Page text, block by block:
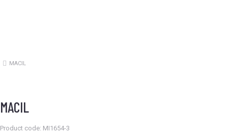
Estás aquí:
MACIL
MACIL
Product code: MI1654-3